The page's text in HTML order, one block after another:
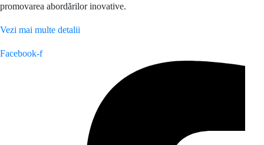
promovarea abordărilor inovative.
Vezi mai multe detalii
Facebook-f